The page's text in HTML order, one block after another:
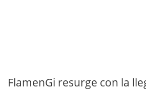
FlamenGi resurge con la